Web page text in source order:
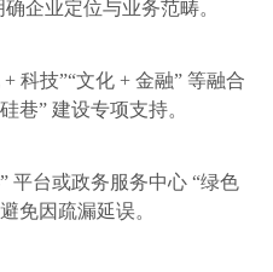
企业定位与业务范畴。
科技”“文化 + 金融” 等融合
巷” 建设专项支持。
平台或政务服务中心 “绿色
免因疏漏延误。